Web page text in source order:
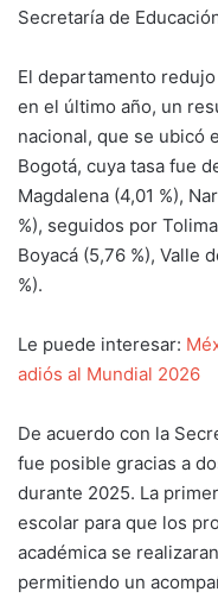
Secretaría de
El departamento
en el último año, un
nacional, que se ubicó
Bogotá, cuya tasa fue
Magdalena (4,01 %),
%), seguidos por
Boyacá (5,76 %), Valle
%).
Le puede interesar:
adiós al Mundial 2026
De acuerdo con la
fue posible gracias a
durante 2025. La
escolar para que los
académica se
permitiendo un